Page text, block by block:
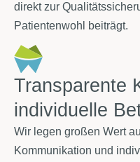
direkt zur
Patientenwohl beiträgt.
Transparente
individuelle
Wir legen großen Wert
Kommunikation und